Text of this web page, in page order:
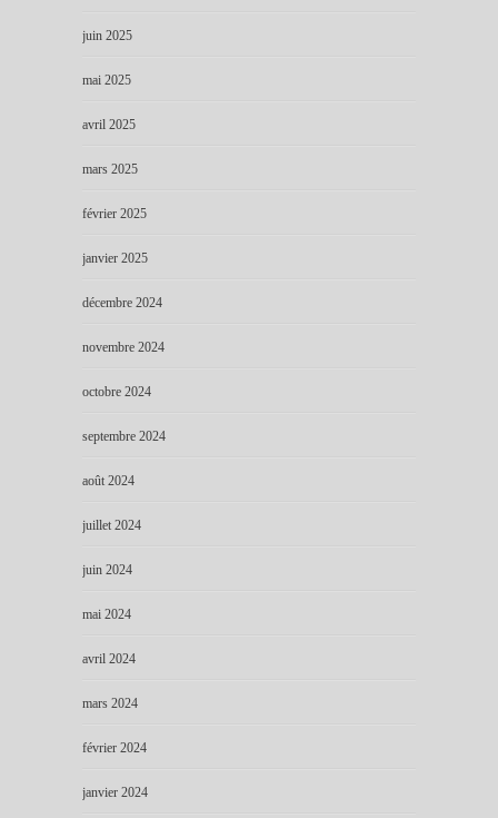
juin 2025
mai 2025
avril 2025
mars 2025
février 2025
janvier 2025
décembre 2024
novembre 2024
octobre 2024
septembre 2024
août 2024
juillet 2024
juin 2024
mai 2024
avril 2024
mars 2024
février 2024
janvier 2024